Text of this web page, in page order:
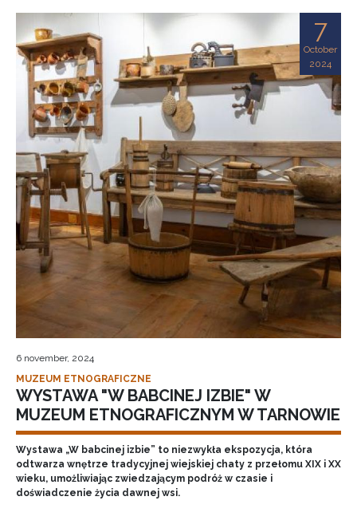
7
October
2024
6 november, 2024
MUZEUM ETNOGRAFICZNE
WYSTAWA "W BABCINEJ IZBIE" W
MUZEUM ETNOGRAFICZNYM W TARNOWIE
Wystawa „W babcinej izbie” to niezwykła ekspozycja, która
odtwarza wnętrze tradycyjnej wiejskiej chaty z przełomu XIX i XX
wieku, umożliwiając zwiedzającym podróż w czasie i
doświadczenie życia dawnej wsi.